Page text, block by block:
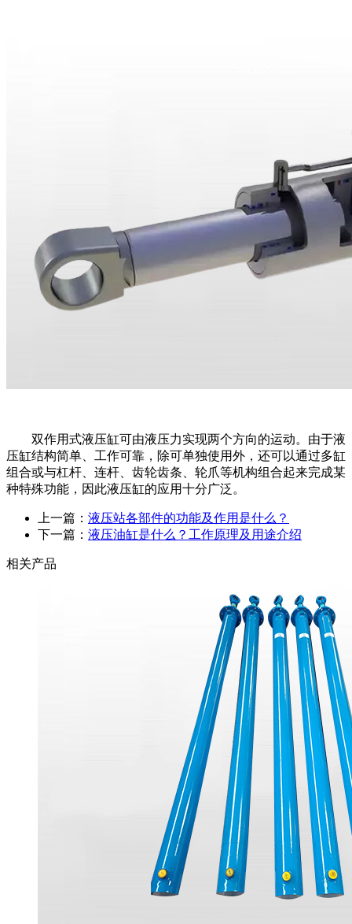
双作用式液压缸可由液压力实现两个方向的运动。由于液
压缸结构简单、工作可靠，除可单独使用外，还可以通过多缸
组合或与杠杆、连杆、齿轮齿条、轮爪等机构组合起来完成某
种特殊功能，因此液压缸的应用十分广泛。
上一篇： 液压站各部件的功能及作用是什么？
下一篇： 液压油缸是什么？工作原理及用途介绍
相关产品